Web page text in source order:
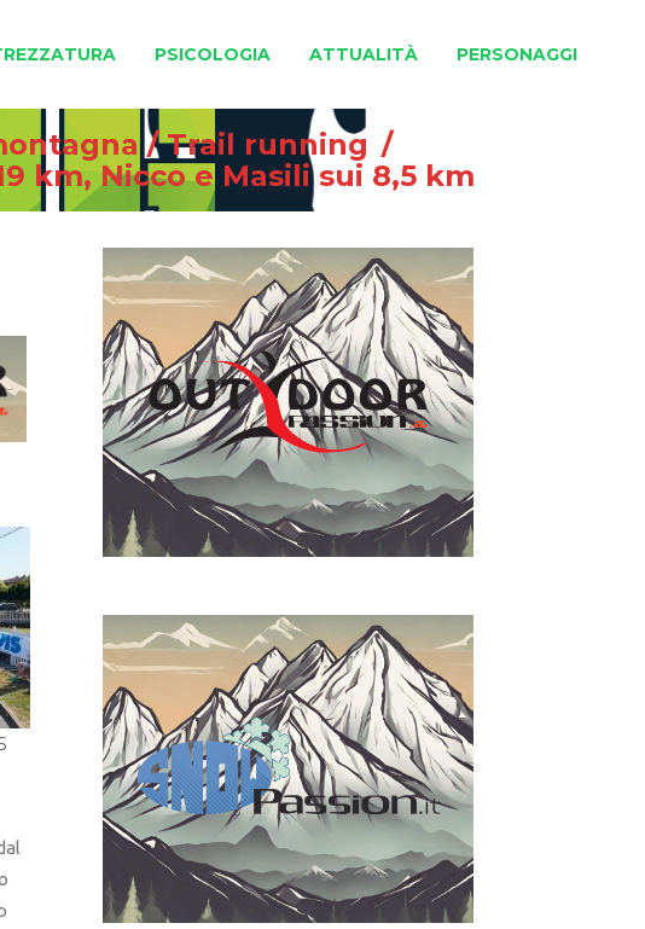
PSICOLOGIA ATTUALITÀ PERSONAGGI
/Trail running /
km, Nicco e Masili sui 8,5 km